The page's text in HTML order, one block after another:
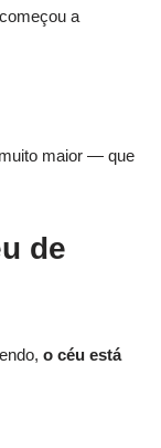
a
muito maior — que
de
o céu está